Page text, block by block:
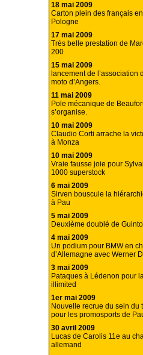
18 mai 2009
Carton plein des français
Pologne
17 mai 2009
Très belle prestation de
200
15 mai 2009
lancement de l’association
moto d’Angers.
11 mai 2009
Pole mécanique de
s’organise.
10 mai 2009
Claudio Corti arrache la
à Monza
10 mai 2009
Vraie fausse joie pour
1000 superstock
6 mai 2009
Sirven bouscule la
à Pau
5 mai 2009
Deuxième doublé de
4 mai 2009
Un podium pour BMW en
d’Allemagne avec Werner
3 mai 2009
Pataques à Lédenon pour
illimited
1er mai 2009
Nouvelle recrue du sein du
pour les promosports de
30 avril 2009
Lucas de Carolis 11e au
allemand